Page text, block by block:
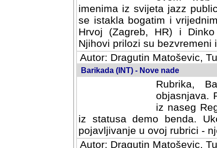
imenima iz svijeta jazz
se istakla bogatim i
Hrvoj (Zagreb, HR) i
Njihovi prilozi su bezvremeni
Autor: Dragutin Matoševic,
Barikada (INT) - Nove nade
Rubrika,
objasnjava.
iz naseg
iz statusa demo benda.
pojavljivanje u ovoj rubrici -
Autor: Dragutin Matoševic,